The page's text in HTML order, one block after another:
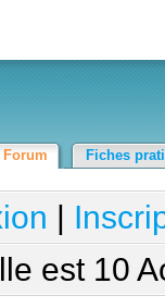
Forum Fiches
|
est 10